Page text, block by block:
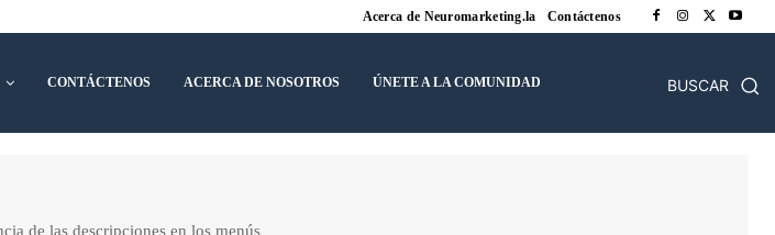
Acerca de Neuromarketing.la Contáctenos
CONTÁCTENOS ACERCA DE NOSOTROS ÚNETE A LA COMUNIDAD BUSCAR
de las descripciones en los menús